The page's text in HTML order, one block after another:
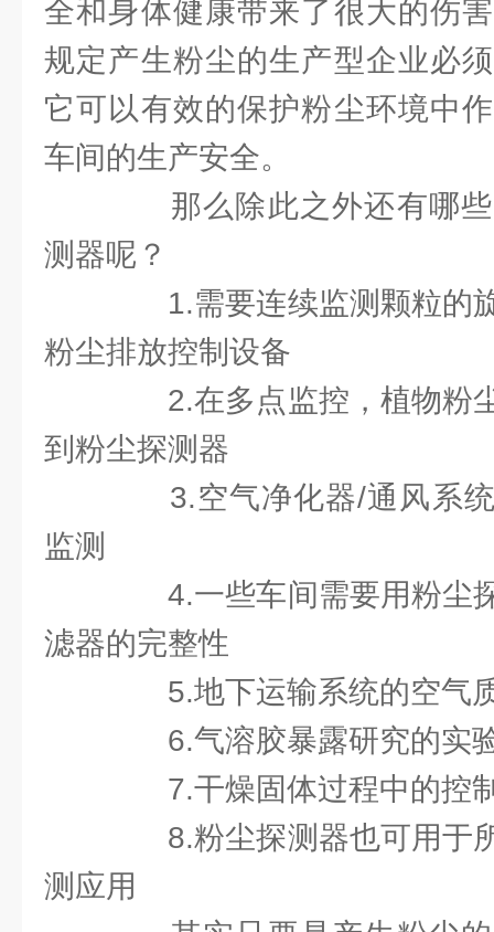
全和身体健康带来了很大的伤
规定产生粉尘的生产型企业必
它可以有效的保护粉尘环境中
车间的生产安全。
那么除此之外还有哪些
测器呢？
1.需要连续监测颗粒的
粉尘排放控制设备
2.在多点监控，植物粉
到粉尘探测器
3.空气净化器/通风系统
监测
4.一些车间需要用粉尘
滤器的完整性
5.地下运输系统的空气
6.气溶胶暴露研究的实
7.干燥固体过程中的控
8.粉尘探测器也可用于
测应用